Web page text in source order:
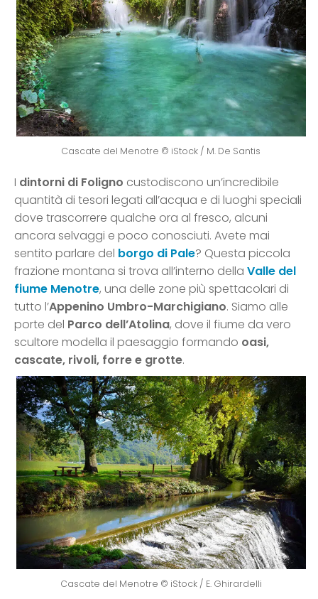
Cascate del Menotre © iStock / M. De Santis
I dintorni di Foligno custodiscono un’incredibile
quantità di tesori legati all’acqua e di luoghi speciali
dove trascorrere qualche ora al fresco, alcuni
ancora selvaggi e poco conosciuti. Avete mai
sentito parlare del borgo di Pale? Questa piccola
frazione montana si trova all’interno della Valle del
fiume Menotre, una delle zone più spettacolari di
tutto l’Appenino Umbro-Marchigiano. Siamo alle
porte del Parco dell’Atolina, dove il fiume da vero
scultore modella il paesaggio formando oasi,
cascate, rivoli, forre e grotte.
Cascate del Menotre © iStock / E. Ghirardelli